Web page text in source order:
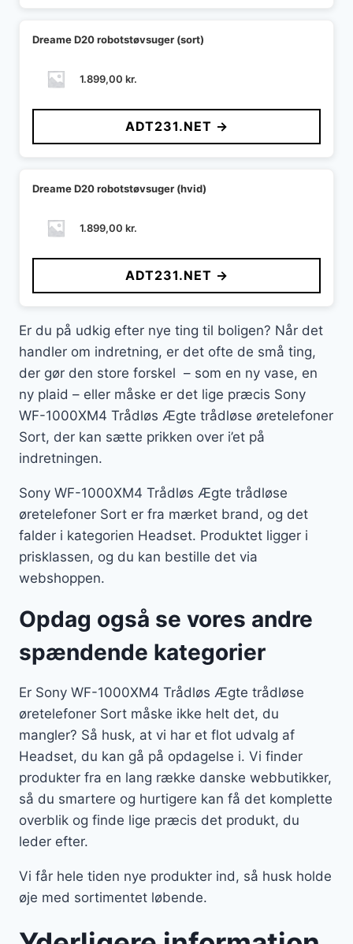
Dreame D20 robotstøvsuger (sort)
1.899,00 kr.
ADT231.NET →
Dreame D20 robotstøvsuger (hvid)
1.899,00 kr.
ADT231.NET →
Er du på udkig efter nye ting til boligen? Når det
handler om indretning, er det ofte de små ting,
der gør den store forskel – som en ny vase, en
ny plaid – eller måske er det lige præcis Sony
WF-1000XM4 Trådløs Ægte trådløse øretelefoner
Sort, der kan sætte prikken over i’et på
indretningen.
Sony WF-1000XM4 Trådløs Ægte trådløse
øretelefoner Sort er fra mærket brand, og det
falder i kategorien Headset. Produktet ligger i
prisklassen, og du kan bestille det via
webshoppen.
Opdag også se vores andre
spændende kategorier
Er Sony WF-1000XM4 Trådløs Ægte trådløse
øretelefoner Sort måske ikke helt det, du
mangler? Så husk, at vi har et flot udvalg af
Headset, du kan gå på opdagelse i. Vi finder
produkter fra en lang række danske webbutikker,
så du smartere og hurtigere kan få det komplette
overblik og finde lige præcis det produkt, du
leder efter.
Vi får hele tiden nye produkter ind, så husk holde
øje med sortimentet løbende.